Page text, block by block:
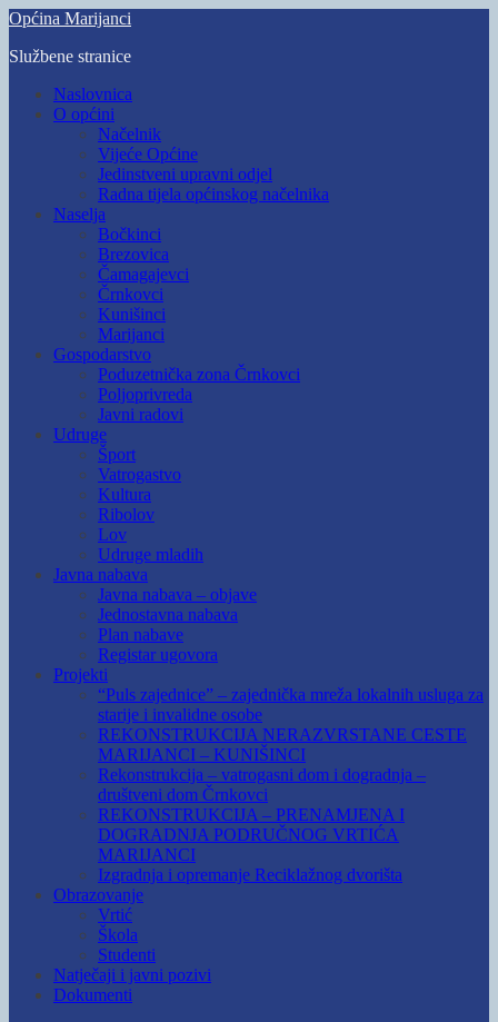
Skip
main
Općina Marijanci
Službene stranice
Toggle
mobile
Naslovnica
O općini
Načelnik
Vijeće Općine
Jedinstveni upravni odjel
Radna tijela općinskog načelnika
Naselja
Bočkinci
Brezovica
Čamagajevci
Črnkovci
Kunišinci
Marijanci
Gospodarstvo
Poduzetnička zona Črnkovci
Poljoprivreda
Javni radovi
Udruge
Šport
Vatrogastvo
Kultura
Ribolov
Lov
Udruge mladih
Javna nabava
Javna nabava – objave
Jednostavna nabava
Plan nabave
Registar ugovora
Projekti
“Puls zajednice” – zajednička mreža lokalnih usluga za
starije i invalidne osobe
REKONSTRUKCIJA NERAZVRSTANE CESTE
MARIJANCI – KUNIŠINCI
Rekonstrukcija – vatrogasni dom i dogradnja –
društveni dom Črnkovci
REKONSTRUKCIJA – PRENAMJENA I
DOGRADNJA PODRUČNOG VRTIĆA
MARIJANCI
Izgradnja i opremanje Reciklažnog dvorišta
Obrazovanje
Vrtić
Škola
Studenti
Natječaji i javni pozivi
Dokumenti